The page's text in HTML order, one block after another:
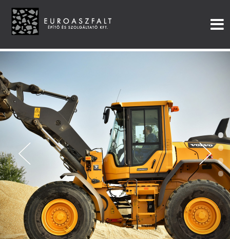
•
•
•
•